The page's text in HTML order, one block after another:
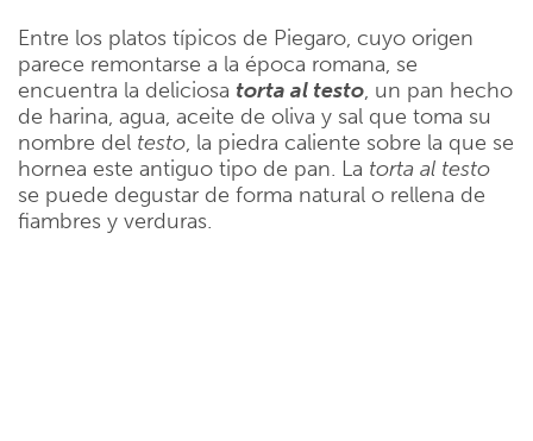
Entre los platos típicos de Piegaro, cuyo origen
parece remontarse a la época romana, se
encuentra la deliciosa torta al testo, un pan hecho
de harina, agua, aceite de oliva y sal que toma su
nombre del testo, la piedra caliente sobre la que se
hornea este antiguo tipo de pan. La torta al testo
se puede degustar de forma natural o rellena de
fiambres y verduras.